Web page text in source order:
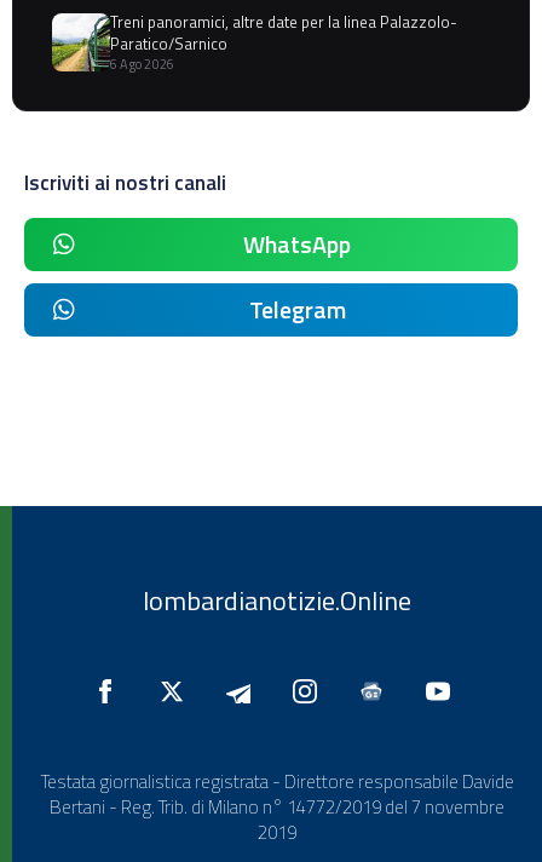
Treni panoramici, altre date per la linea Palazzolo-
Paratico/Sarnico
6 Ago 2026
Iscriviti ai nostri canali
WhatsApp
Telegram
lombardianotizie.Online
Testata giornalistica registrata - Direttore responsabile Davide
Bertani - Reg. Trib. di Milano n° 14772/2019 del 7 novembre
2019